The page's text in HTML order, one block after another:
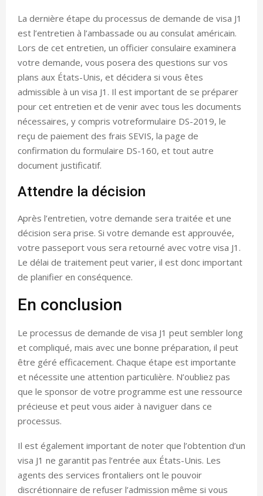
La dernière étape du processus de demande de visa J1
est l’entretien à l’ambassade ou au consulat américain.
Lors de cet entretien, un officier consulaire examinera
votre demande, vous posera des questions sur vos
plans aux États-Unis, et décidera si vous êtes
admissible à un visa J1. Il est important de se préparer
pour cet entretien et de venir avec tous les documents
nécessaires, y compris votreformulaire DS-2019, le
reçu de paiement des frais SEVIS, la page de
confirmation du formulaire DS-160, et tout autre
document justificatif.
Attendre la décision
Après l’entretien, votre demande sera traitée et une
décision sera prise. Si votre demande est approuvée,
votre passeport vous sera retourné avec votre visa J1.
Le délai de traitement peut varier, il est donc important
de planifier en conséquence.
En conclusion
Le processus de demande de visa J1 peut sembler long
et compliqué, mais avec une bonne préparation, il peut
être géré efficacement. Chaque étape est importante
et nécessite une attention particulière. N’oubliez pas
que le sponsor de votre programme est une ressource
précieuse et peut vous aider à naviguer dans ce
processus.
Il est également important de noter que l’obtention d’un
visa J1 ne garantit pas l’entrée aux États-Unis. Les
agents des services frontaliers ont le pouvoir
discrétionnaire de refuser l’admission même si vous